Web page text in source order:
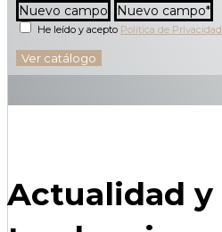
Nuevo campo Nuevo campo
He leído y acepto Politica de Privacidad
Ver catálogo
Actualidad y